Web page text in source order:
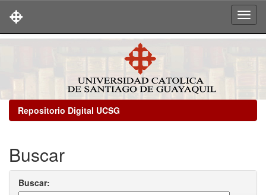
Repositorio Digital UCSG
Buscar
Buscar: